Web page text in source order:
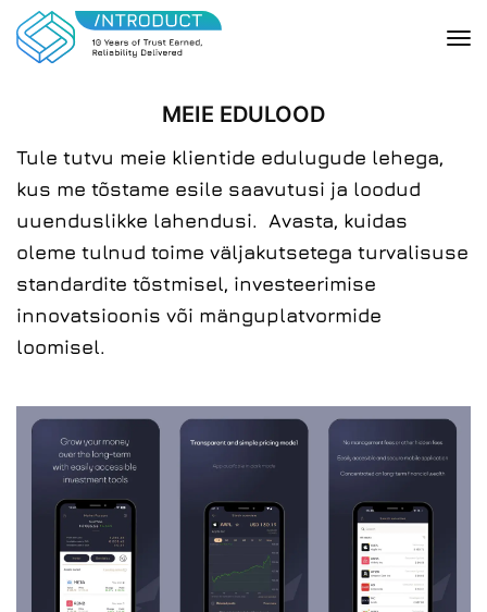
MEIE EDULOOD
Tule tutvu meie klientide edulugude lehega,
kus me tõstame esile saavutusi ja loodud
uuenduslikke lahendusi. Avasta, kuidas
oleme tulnud toime väljakutsetega turvalisuse
standardite tõstmisel, investeerimise
innovatsioonis või mänguplatvormide
loomisel.